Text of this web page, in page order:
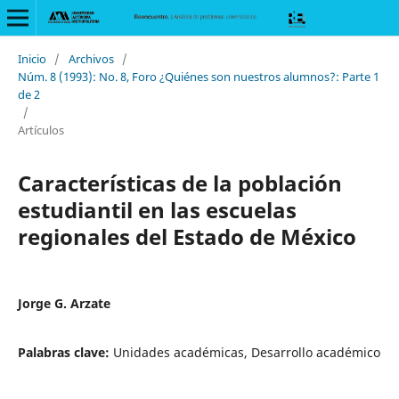
Inicio / Archivos /
Núm. 8 (1993): No. 8, Foro ¿Quiénes son nuestros alumnos?: Parte 1
de 2
/
Artículos
Características de la población
estudiantil en las escuelas
regionales del Estado de México
Jorge G. Arzate
Palabras clave: Unidades académicas, Desarrollo académico